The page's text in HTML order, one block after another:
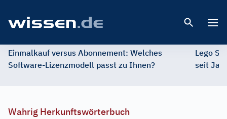
Einmalkauf versus Abonnement: Welches
Software-Lizenzmodell passt zu Ihnen?
Lego
seit
Wahrig Herkunftswörterbuch